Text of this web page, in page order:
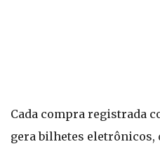
Cada compra registrada
gera bilhetes eletrônicos,